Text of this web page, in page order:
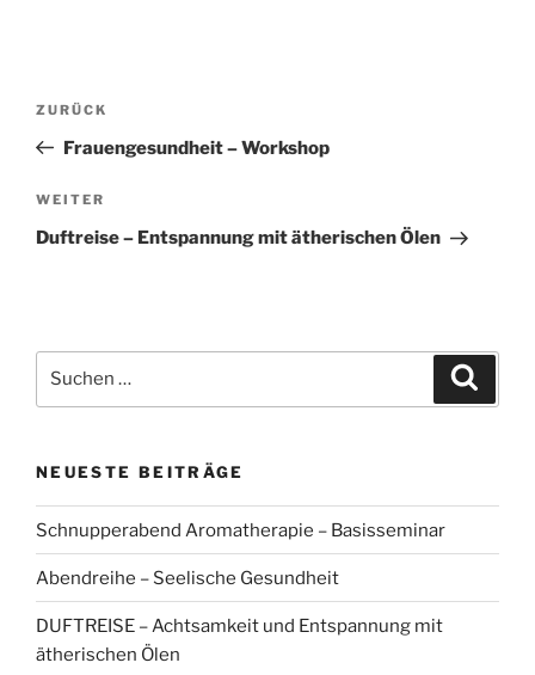
Beitragsnavigation
Vorheriger
Beitrag
ZURÜCK
Frauengesundheit – Workshop
Nächster
Beitrag
WEITER
Duftreise – Entspannung mit ätherischen Ölen
nach:
NEUESTE BEITRÄGE
Schnupperabend Aromatherapie – Basisseminar
Abendreihe – Seelische Gesundheit
DUFTREISE – Achtsamkeit und Entspannung mit
ätherischen Ölen